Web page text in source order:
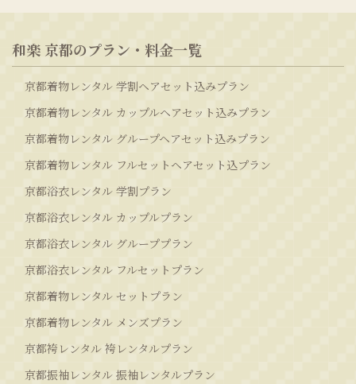
和楽 京都のプラン・料金一覧
京都着物レンタル 学割ヘアセット込みプラン
京都着物レンタル カップルヘアセット込みプラン
京都着物レンタル グループヘアセット込みプラン
京都着物レンタル フルセットヘアセット込プラン
京都浴衣レンタル 学割プラン
京都浴衣レンタル カップルプラン
京都浴衣レンタル グループプラン
京都浴衣レンタル フルセットプラン
京都着物レンタル セットプラン
京都着物レンタル メンズプラン
京都袴レンタル 袴レンタルプラン
京都振袖レンタル 振袖レンタルプラン